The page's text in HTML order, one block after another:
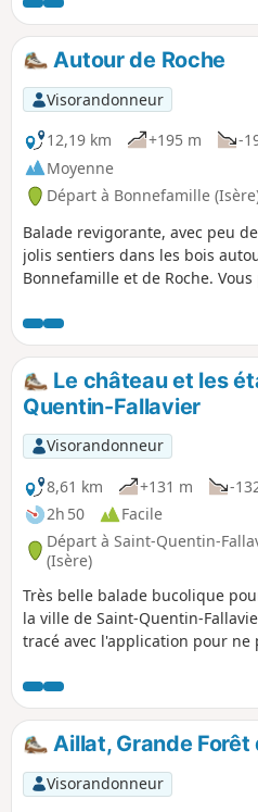
Autour de Roche
Visorandonneur
12,19 km
+195 m -
Moyenne
Départ à Bonnefamille
Balade revigorante, avec peu
jolis sentiers dans les bois
Bonnefamille et de Roche.
traversée de Roche, vous
bois, et vous pourrez découvrir
à cupules de Roche.
Le château et les
Quentin-Fallavier
Visorandonneur
8,61 km
+131 m
-
2h 50
Facile
Départ à Saint-Quentin-
(Isère)
Très belle balade bucolique
la ville de Saint-Quentin-
tracé avec l'application pour
Aillat, Grande
Visorandonneur